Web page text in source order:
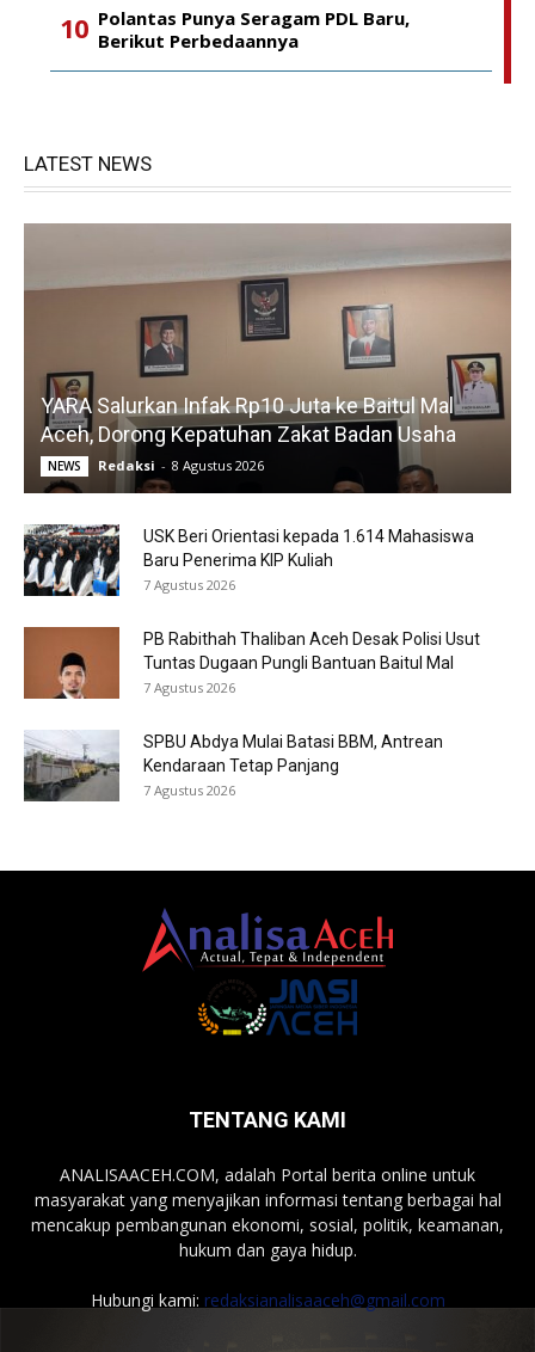
Polantas Punya Seragam PDL Baru,
Berikut Perbedaannya
LATEST NEWS
YARA Salurkan Infak Rp10 Juta ke Baitul Mal
Aceh, Dorong Kepatuhan Zakat Badan Usaha
NEWS Redaksi - 8 Agustus 2026
USK Beri Orientasi kepada 1.614 Mahasiswa
Baru Penerima KIP Kuliah
7 Agustus 2026
PB Rabithah Thaliban Aceh Desak Polisi Usut
Tuntas Dugaan Pungli Bantuan Baitul Mal
7 Agustus 2026
SPBU Abdya Mulai Batasi BBM, Antrean
Kendaraan Tetap Panjang
7 Agustus 2026
TENTANG KAMI
ANALISAACEH.COM, adalah Portal berita online untuk
masyarakat yang menyajikan informasi tentang berbagai hal
mencakup pembangunan ekonomi, sosial, politik, keamanan,
hukum dan gaya hidup.
Hubungi kami: redaksianalisaaceh@gmail.com